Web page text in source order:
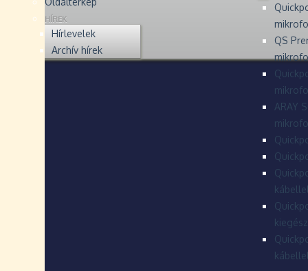
QS
ARAY
kábellel
kábellel
HÍREK
Hírlevelek
Archív hírek